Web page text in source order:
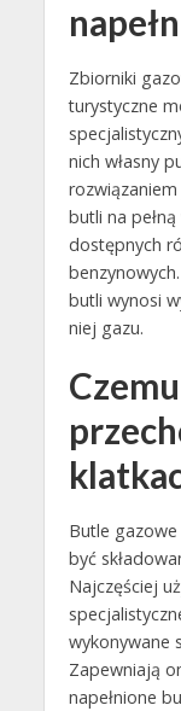
Zbiorniki
turystyczne
nich własny
butli na
dostępnych
butli wynosi
niej gazu.
Butle
być
Najczęściej
wykonywane
Zapewniają
napełnione